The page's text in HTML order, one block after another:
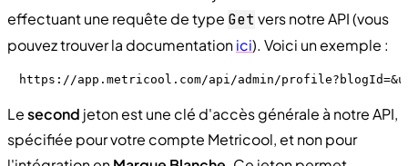
effectuant une requête de type Get vers notre API (vous
pouvez trouver la documentationici). Voici un exemple :
https://app.metricool.com/api/admin/
Lesecond jeton est une clé d'accès générale à notre API,
spécifiée pour votre compte Metricool, et non pour